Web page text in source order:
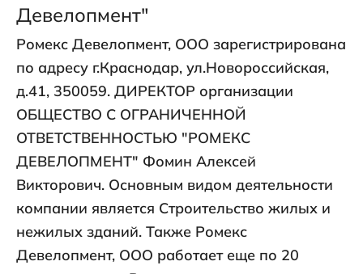
Девелопмент"
Ромекс Девелопмент, ООО зарегистрирована
по адресу г.Краснодар, ул.Новороссийская,
д.41, 350059. ДИРЕКТОР организации
ОБЩЕСТВО С ОГРАНИЧЕННОЙ
ОТВЕТСТВЕННОСТЬЮ "РОМЕКС
ДЕВЕЛОПМЕНТ" Фомин Алексей
Викторович. Основным видом деятельности
компании является Строительство жилых и
нежилых зданий. Также Ромекс
Девелопмент, ООО работает еще по 20